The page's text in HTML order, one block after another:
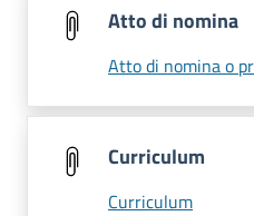
Atto di nomina
Atto di nomina o
Curriculum
Curriculum